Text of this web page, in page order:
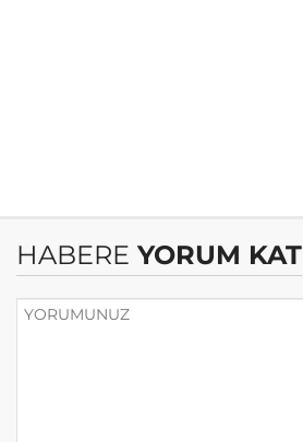
HABERE YORUM KAT